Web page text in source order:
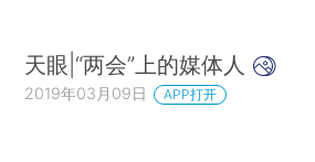
天眼|“两会”上的媒体人
2019年03月09日 APP打开